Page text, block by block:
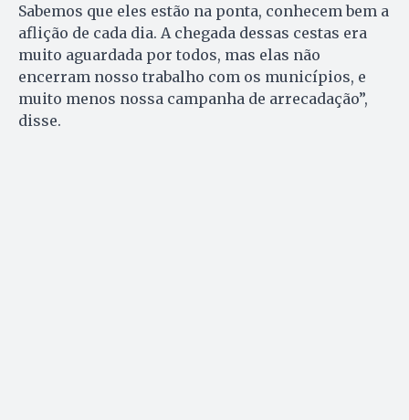
Sabemos que eles estão na ponta, conhecem bem a
aflição de cada dia. A chegada dessas cestas era
muito aguardada por todos, mas elas não
encerram nosso trabalho com os municípios, e
muito menos nossa campanha de arrecadação”,
disse.